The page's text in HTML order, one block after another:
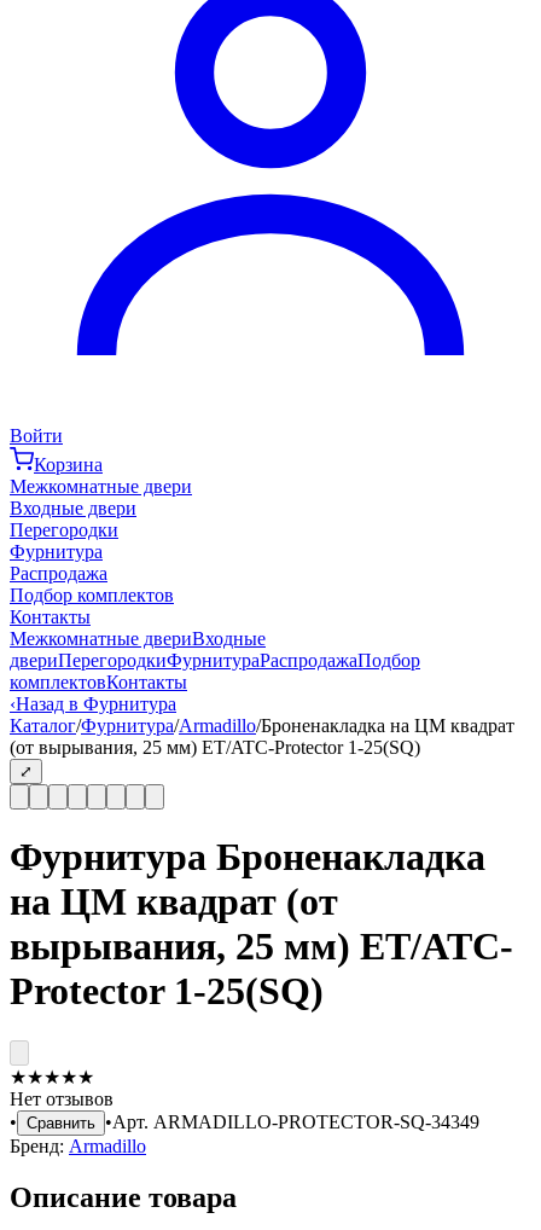
Войти
Корзина
Межкомнатные двери
Входные двери
Перегородки
Фурнитура
Распродажа
Подбор комплектов
Контакты
Межкомнатные двериВходные
двериПерегородкиФурнитураРаспродажаПодбор
комплектовКонтакты
‹Назад в Фурнитура
Каталог/Фурнитура/Armadillo/Броненакладка на ЦМ квадрат
(от вырывания, 25 мм) ET/ATC-Protector 1-25(SQ)
⤢
Фурнитура Броненакладка
на ЦМ квадрат (от
вырывания, 25 мм) ET/ATC-
Protector 1-25(SQ)
★★★★★
Нет отзывов
• Сравнить •Арт. ARMADILLO-PROTECTOR-SQ-34349
Бренд: Armadillo
Описание товара